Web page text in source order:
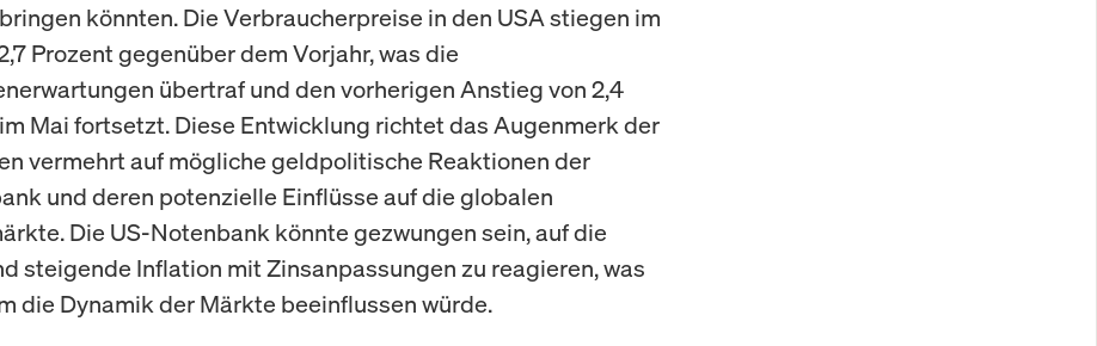
könnten. Die Verbraucherpreise in den USA stiegen im
Prozent gegenüber dem Vorjahr, was die
übertraf und den vorherigen Anstieg von 2,4
Mai fortsetzt. Diese Entwicklung richtet das Augenmerk der
vermehrt auf mögliche geldpolitische Reaktionen der
und deren potenzielle Einflüsse auf die globalen
Die US-Notenbank könnte gezwungen sein, auf die
steigende Inflation mit Zinsanpassungen zu reagieren, was
die Dynamik der Märkte beeinflussen würde.